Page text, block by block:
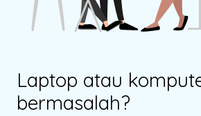
Laptop atau
bermasalah?